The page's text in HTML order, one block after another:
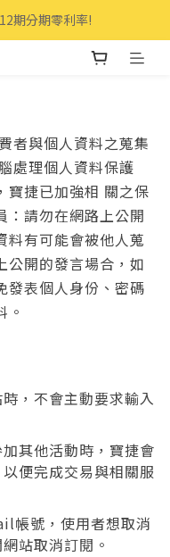
期分期零利率!
期分期零利率!
者與個人資料之蒐集
處理個人資料保護
寶捷已加強相 關之保
：請勿在網路上公開
料有可能會被他人蒐
公開的發言場合，如
發表個人身份、密碼
。
，不會主動要求輸入
其他活動時，寶捷會
便完成交易與相關服
帳號，使用者想取消
站取消訂閱。